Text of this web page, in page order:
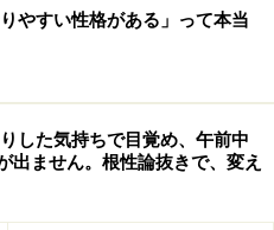
り組んできたことが終わっ
襲われやすくなるもので
群？ 4つのポッカリ感
やすい性格がある」って本当
した気持ちで目覚め、午前中
出ません。根性論抜きで、変え